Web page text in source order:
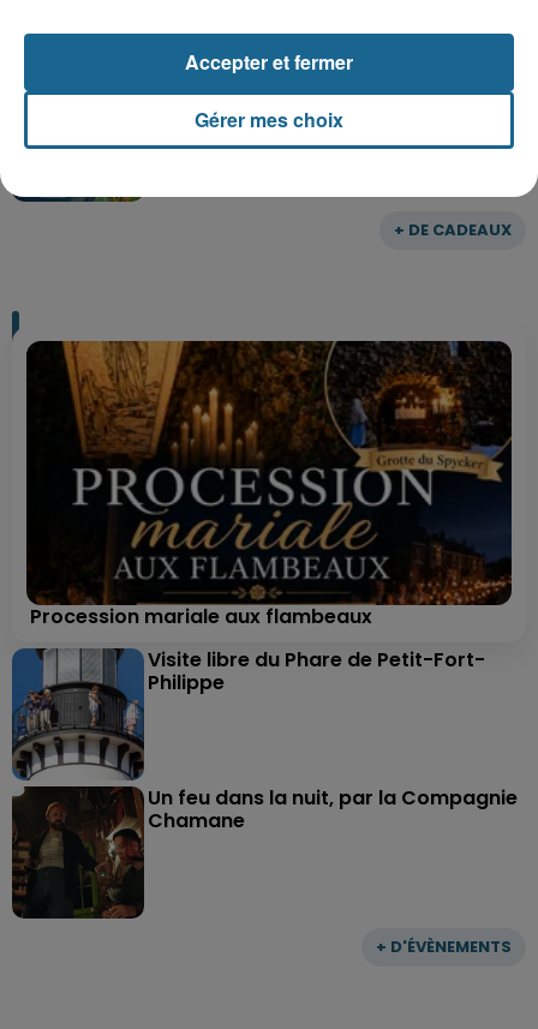
+ DE CADEAUX
Gagnez vos entrées pour Plopsaland
+ D'ÉVÈNEMENTS
Procession mariale aux flambeaux
Visite libre du Phare de Petit-Fort-
Philippe
Un feu dans la nuit, par la Compagnie
Chamane
Gérer mes choix
Accepter et fermer